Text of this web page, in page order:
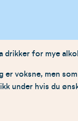
drikker for mye
voksne, men
under hvis du